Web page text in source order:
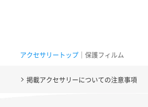
アクセサリートップ ｜保護フィルム
掲載アクセサリーについての注意事項